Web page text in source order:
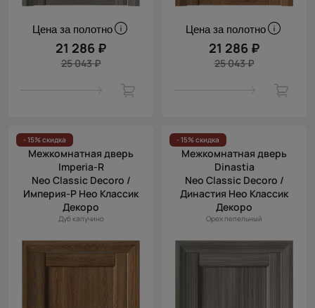
Цена за полотно
21 286 ₽
25 043 ₽
Цена за полотно
21 286 ₽
25 043 ₽
- 15% скидка
Межкомнатная дверь
Imperia-R
Neo Classic Decoro /
Империя-Р Нео Классик
Декоро
Дуб капучино
- 15% скидка
Межкомнатная дверь
Dinastia
Neo Classic Decoro /
Династия Нео Классик
Декоро
Орех пепельный